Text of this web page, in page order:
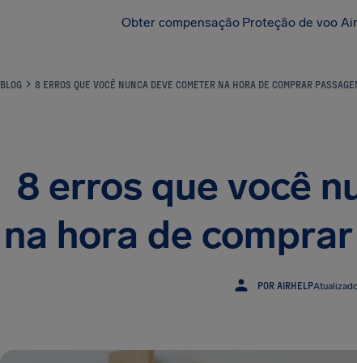
Obter compensação Proteção de voo
BLOG 8 ERROS QUE VOCÊ NUNCA DEVE COMETER NA HORA DE COMPRAR
8 erros que você
na hora de
POR AIRHELP